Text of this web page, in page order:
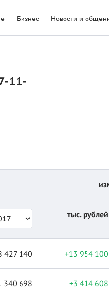
Бизнес Новости и
11-
тыс. рублей
427 140 +13 954 100
340 698 +3 414 608